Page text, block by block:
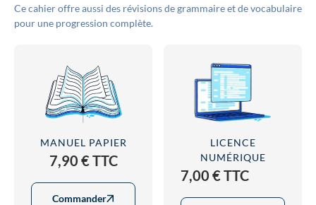
Ce cahier offre aussi des révisions de grammaire et de vocabulaire
pour une progression complète.
MANUEL PAPIER
7,90 € TTC
Commander
LICENCE
NUMÉRIQUE
7,00 € TTC